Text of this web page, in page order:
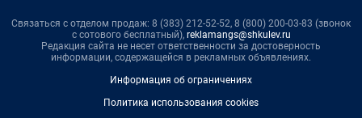
Связаться с отделом продаж: 8 (383) 212-52-52, 8 (800) 200-03-83 (звонок
с сотового бесплатный), reklamangs@shkulev.ru
Редакция сайта не несет ответственности за достоверность
информации, содержащейся в рекламных объявлениях.
Информация об ограничениях
Политика использования cookies